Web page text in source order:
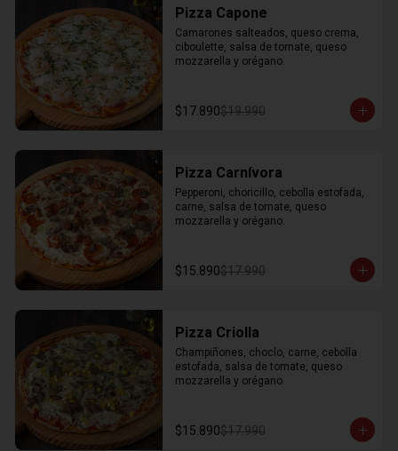
Pizza Capone
Camarones salteados, queso crema,
ciboulette, salsa de tomate, queso
mozzarella y orégano.
$17.890$19.990
Pizza Carnívora
Pepperoni, choricillo, cebolla estofada,
carne, salsa de tomate, queso
mozzarella y orégano.
$15.890$17.990
Pizza Criolla
Champiñones, choclo, carne, cebolla
estofada, salsa de tomate, queso
mozzarella y orégano.
$15.890$17.990